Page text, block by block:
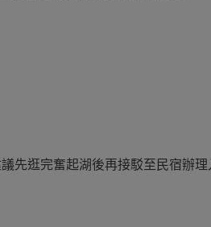
先逛完奮起湖後再接駁至民宿辦理